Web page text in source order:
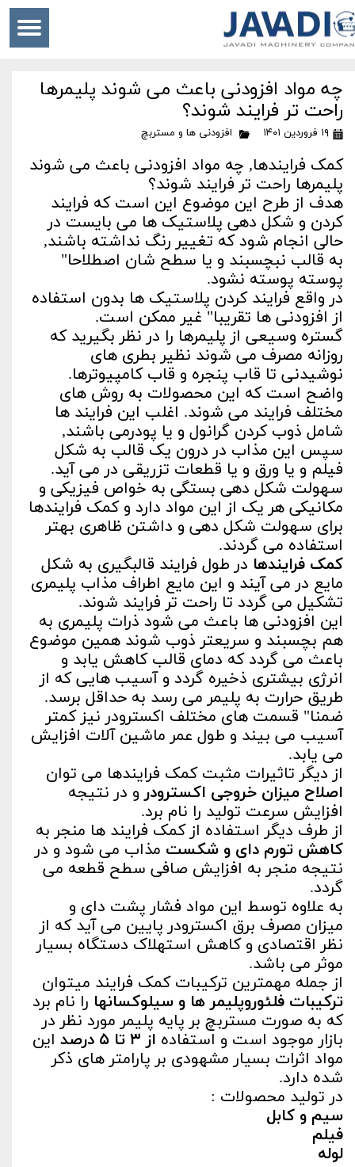
چه مواد افزودنی باعث می شوند پلیمرها
راحت تر فرایند شوند؟
۱۹ فروردین ۱۴۰۱ افزودنی ها و مستربچ
کمک فرایندها, چه مواد افزودنی باعث می شوند
پلیمرها راحت تر فرایند شوند؟
هدف از طرح این موضوع این است که فرایند
کردن و شکل دهی پلاستیک ها می بایست در
حالی انجام شود که تغییر رنگ نداشته باشند,
به قالب نبچسبند و یا سطح شان اصطلاحا"
پوسته پوسته نشود.
در واقع فرایند کردن پلاستیک ها بدون استفاده
از افزودنی ها تقریبا" غیر ممکن است.
گستره وسیعی از پلیمرها را در نظر بگیرید که
روزانه مصرف می شوند نظیر بطری های
نوشیدنی تا قاب پنجره و قاب کامپیوترها.
واضح است که این محصولات به روش های
مختلف فرایند می شوند. اغلب این فرایند ها
شامل ذوب کردن گرانول و یا پودرمی باشند,
سپس این مذاب در درون یک قالب به شکل
فیلم و یا ورق و یا قطعات تزریقی در می آید.
سهولت شکل دهی بستگی به خواص فیزیکی و
مکانیکی هر یک از این مواد دارد و کمک فرایندها
برای سهولت شکل دهی و داشتن ظاهری بهتر
استفاده می گردند.
کمک فرایندها در طول فرایند قالبگیری به شکل
مایع در می آیند و این مایع اطراف مذاب پلیمری
تشکیل می گردد تا راحت تر فرایند شوند.
این افزودنی ها باعث می شود ذرات پلیمری به
هم بچسبند و سریعتر ذوب شوند همین موضوع
باعث می گردد که دمای قالب کاهش یابد و
انرژی بیشتری ذخیره گردد و آسیب هایی که از
طریق حرارت به پلیمر می رسد به حداقل برسد.
ضمنا" قسمت های مختلف اکسترودر نیز کمتر
آسیب می بیند و طول عمر ماشین آلات افزایش
می یابد.
از دیگر تاثیرات مثبت کمک فرایندها می توان
اصلاح میزان خروجی اکسترودرو در نتیجه
افزایش سرعت تولید را نام برد.
از طرف دیگر استفاده از کمک فرایند ها منجر به
کاهش تورم دای و شکست مذاب می شود و در
نتیجه منجر به افزایش صافی سطح قطعه می
گردد.
به علاوه توسط این مواد فشار پشت دای و
میزان مصرف برق اکسترودر پایین می آید که از
نظر اقتصادی و کاهش استهلاک دستگاه بسیار
موثر می باشد.
از جمله مهمترین ترکیبات کمک فرایند میتوان
ترکیبات فلئوروپلیمر ها و سیلوکسانها را نام برد
که به صورت مستربچ بر پایه پلیمر مورد نظر در
بازار موجود است و استفاده از ۳ تا ۵ درصد
این
مواد اثرات بسیار مشهودی بر پارامتر های ذکر
شده دارد.
در تولید محصولات :
سیم و کابل
فیلم
لوله